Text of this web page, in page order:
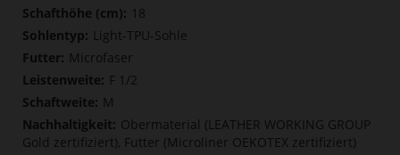
Mehr
Informationen
18
Light-TPU-Sohle
Microfaser
F 1/2
M
Obermaterial (LEATHER WORKING GROUP
Gold zertifiziert), Futter (Microliner OEKOTEX zertifiziert)